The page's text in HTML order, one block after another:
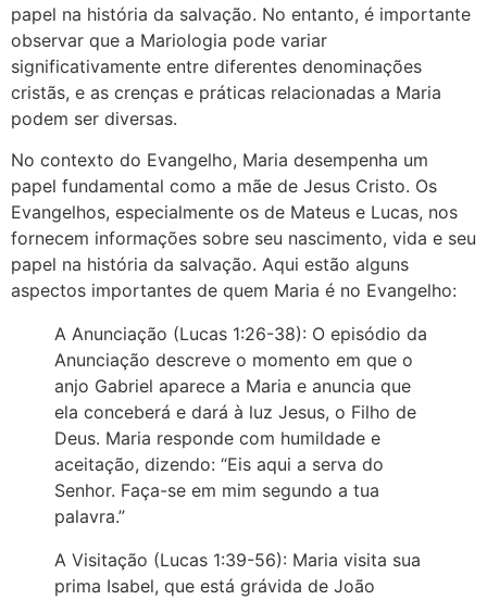
papel na história da salvação. No entanto, é importante
observar que a Mariologia pode variar
significativamente entre diferentes denominações
cristãs, e as crenças e práticas relacionadas a Maria
podem ser diversas.
No contexto do Evangelho, Maria desempenha um
papel fundamental como a mãe de Jesus Cristo. Os
Evangelhos, especialmente os de Mateus e Lucas, nos
fornecem informações sobre seu nascimento, vida e seu
papel na história da salvação. Aqui estão alguns
aspectos importantes de quem Maria é no Evangelho:
A Anunciação (Lucas 1:26-38): O episódio da
Anunciação descreve o momento em que o
anjo Gabriel aparece a Maria e anuncia que
ela conceberá e dará à luz Jesus, o Filho de
Deus. Maria responde com humildade e
aceitação, dizendo: “Eis aqui a serva do
Senhor. Faça-se em mim segundo a tua
palavra.”
A Visitação (Lucas 1:39-56): Maria visita sua
prima Isabel, que está grávida de João